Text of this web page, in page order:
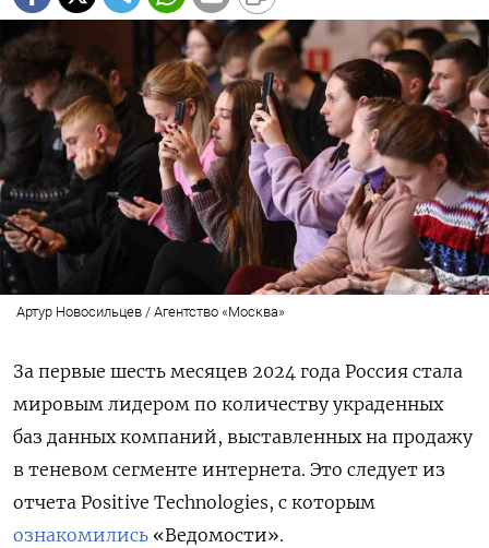
Артур Новосильцев / Агентство «Москва»
За первые шесть месяцев 2024 года Россия стала
мировым лидером по количеству украденных
баз данных компаний, выставленных на продажу
в теневом сегменте интернета. Это следует из
отчета Positive Technologies, с которым
ознакомились «Ведомости».